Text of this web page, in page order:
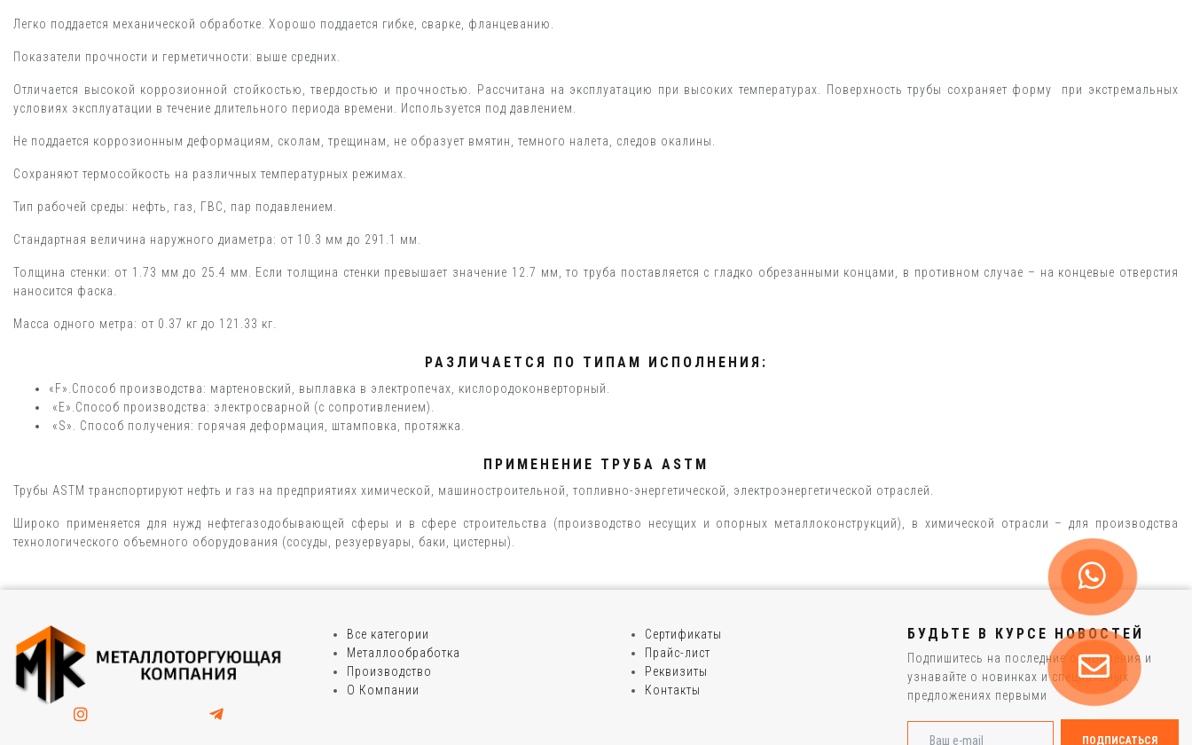
Легко поддается механической обработке. Хорошо поддается гибке, сварке, фланцеванию.
Показатели прочности и герметичности: выше средних.
Отличается высокой коррозионной стойкостью, твердостью и прочностью. Рассчитана на эксплуатацию при высоких температурах. Поверхность трубы сохраняет форму при экстремальных
условиях эксплуатации в течение длительного периода времени. Используется под давлением.
Не поддается коррозионным деформациям, сколам, трещинам, не образует вмятин, темного налета, следов окалины.
Сохраняют термосойкость на различных температурных режимах.
Тип рабочей среды: нефть, газ, ГВС, пар подавлением.
Стандартная величина наружного диаметра: от 10.3 мм до 291.1 мм.
Толщина стенки: от 1.73 мм до 25.4 мм. Если толщина стенки превышает значение 12.7 мм, то труба поставляется с гладко обрезанными концами, в противном случае – на концевые отверстия
наносится фаска.
Масса одного метра: от 0.37 кг до 121.33 кг.
РАЗЛИЧАЕТСЯ ПО ТИПАМ ИСПОЛНЕНИЯ:
«F».Способ производства: мартеновский, выплавка в электропечах, кислородоконверторный.
«E».Способ производства: электросварной (с сопротивлением).
«S». Способ получения: горячая деформация, штамповка, протяжка.
ПРИМЕНЕНИЕ ТРУБА ASTM
Трубы ASTM транспортируют нефть и газ на предприятиях химической, машиностроительной, топливно-энергетической, электроэнергетической отраслей.
Широко применяется для нужд нефтегазодобывающей сферы и в сфере строительства (производство несущих и опорных металлоконструкций), в химической отрасли – для производства
технологического объемного оборудования (сосуды, резуервуары, баки, цистерны).
Все категории
Металлообработка
Производство
О Компании
Сертификаты
Прайс-лист
Реквизиты
Контакты
БУДЬТЕ В КУРСЕ НОВОСТЕЙ
Подпишитесь на последние обновления и
узнавайте о новинках и специальных
предложениях первыми